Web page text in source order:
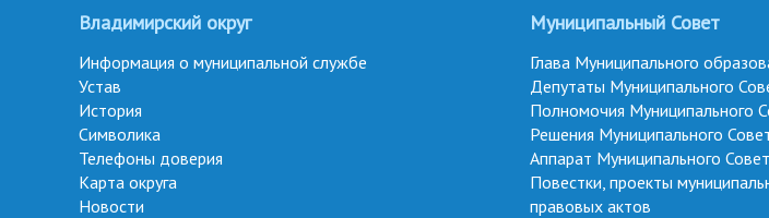
Владимирский округ
Информация о муниципальной службе
Устав
История
Символика
Телефоны доверия
Карта округа
Новости
Муниципальный Совет
Глава Муниципального
Депутаты Муниципального
Полномочия Муниципального
Решения Муниципального
Аппарат Муниципального
Повестки, проекты
правовых актов